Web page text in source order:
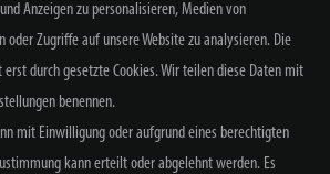
NEWSLETTER ABONNIEREN
inkl. MwSt. zzgl. Versand
Anzeigen zu personalisieren, Medien von
oder Zugriffe auf unsere Website zu analysieren. Die
durch gesetzte Cookies. Wir teilen diese Daten mit
benennen.
mit Einwilligung oder aufgrund eines berechtigten
kann erteilt oder abgelehnt werden. Es